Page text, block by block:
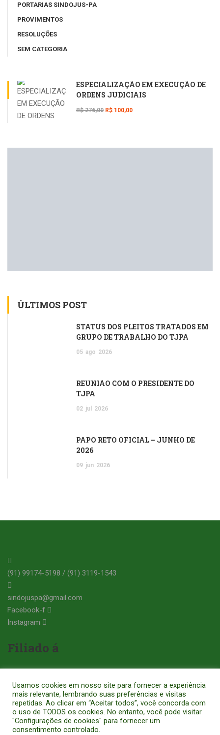
PORTARIAS SINDOJUS-PA
PROVIMENTOS
RESOLUÇÕES
SEM CATEGORIA
ESPECIALIZAÇÃO EM EXECUÇÃO DE
ORDENS JUDICIAIS
R$ 276,00 R$ 100,00
ÚLTIMOS POST
STATUS DOS PLEITOS TRATADOS EM
GRUPO DE TRABALHO DO TJPA
05 ago 2026
REUNIÃO COM O PRESIDENTE DO
TJPA
02 jul 2026
PAPO RETO OFICIAL – JUNHO DE
2026
09 jun 2026
(91) 99174-5198 / (91) 3119-1543
sindojuspa@gmail.com
Facebook-f
Instagram
Filiado á
SINDICATO DOS OFICIAIS DE JUSTIÇA E OFICIAIS DE JUSTIÇA
Usamos cookies em nosso site para fornecer a experiência
mais relevante, lembrando suas preferências e visitas
repetidas. Ao clicar em “Aceitar todos”, você concorda com
o uso de TODOS os cookies. No entanto, você pode visitar
"Configurações de cookies" para fornecer um
consentimento controlado.